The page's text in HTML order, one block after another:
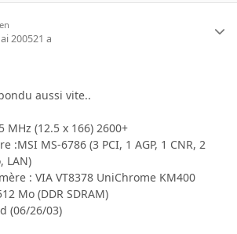
200521 a
aussi vite..
MHz (12.5 x 166) 2600+
:MSI MS-6786 (3 PCI, 1 AGP, 1 CNR, 2
LAN)
: VIA VT8378 UniChrome KM400
Mo (DDR SDRAM)
(06/26/03)